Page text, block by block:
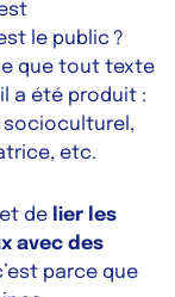
le public ?
que tout texte
a été produit :
etc.
de lier les
avec des
parce que